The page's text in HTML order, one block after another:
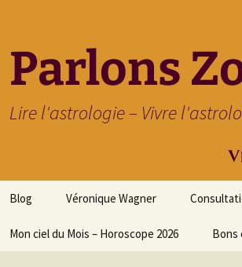
Parlons
Lire l'astrologie – Vivre
contenu
Blog Véronique Wagner
Mon ciel du Mois – Horoscope 2026 Bons